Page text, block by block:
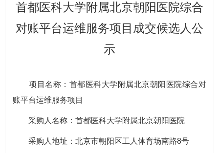
首都医科大学附属北京朝阳医院综合
对账平台运维服务项目成交候选人公
示
项目名称：首都医科大学附属北京朝阳医院综合对
账平台运维服务项目
采购人名称：首都医科大学附属北京朝阳医院
采购人地址：北京市朝阳区工人体育场南路8号